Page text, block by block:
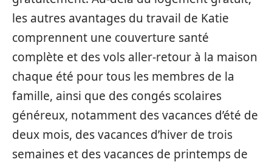
les autres avantages du travail de Katie
comprennent une couverture santé
complète et des vols aller-retour à la maison
chaque été pour tous les membres de la
famille, ainsi que des congés scolaires
généreux, notamment des vacances d’été de
deux mois, des vacances d’hiver de trois
semaines et des vacances de printemps de